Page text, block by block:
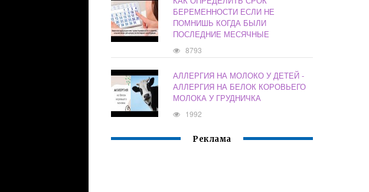
БЕРЕМЕННОСТИ ЕСЛИ НЕ
ПОМНИШЬ КОГДА БЫЛИ
ПОСЛЕДНИЕ МЕСЯЧНЫЕ
8793
АЛЛЕРГИЯ НА МОЛОКО У ДЕТЕЙ -
АЛЛЕРГИЯ НА БЕЛОК КОРОВЬЕГО
МОЛОКА У ГРУДНИЧКА
1992
Реклама